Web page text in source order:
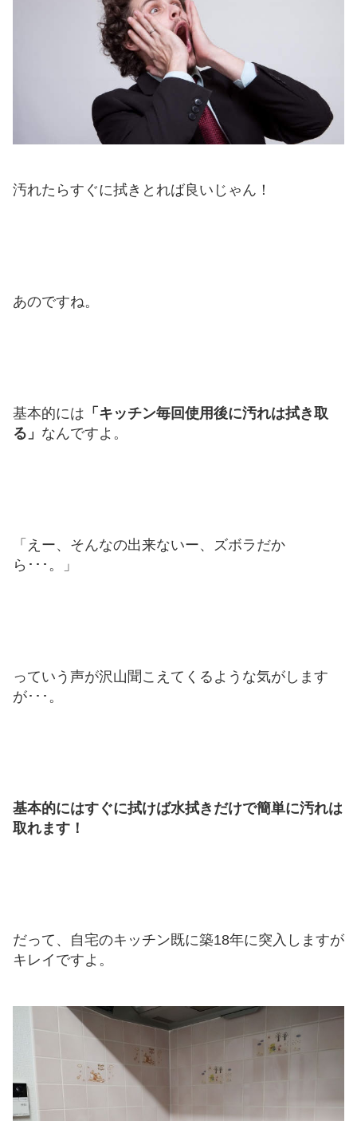
汚れたらすぐに拭きとれば良いじゃん！
あのですね。
基本的には 「キッチン毎回使用後に汚れは拭き取
る」 なんですよ。
「えー、そんなの出来ないー、ズボラだか
ら･･･。」
っていう声が沢山聞こえてくるような気がします
が･･･。
基本的にはすぐに拭けば水拭きだけで簡単に汚れは
取れます！
だって、自宅のキッチン既に築18年に突入しますが
キレイですよ。